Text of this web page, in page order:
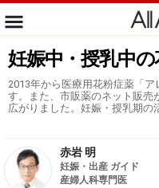
妊娠中・授乳中
2013年から医療用花粉症薬「
す。また、市販薬のネット販売
広がりました。妊娠・授乳期の
赤岩 明
妊娠・出産 ガイド
産婦人科専門医